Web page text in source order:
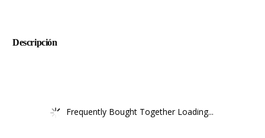
Descripción
Frequently Bought Together Loading...